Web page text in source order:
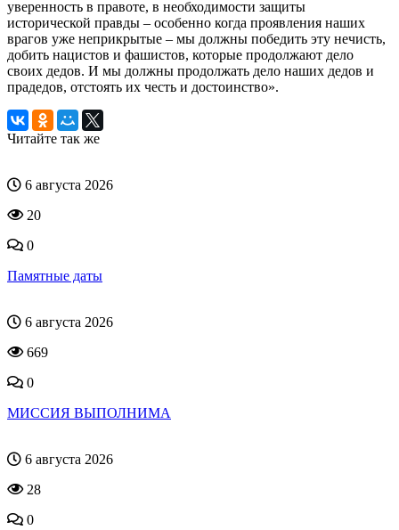
уверенность в правоте, в необходимости защиты
исторической правды – особенно когда проявления наших
врагов уже неприкрытые – мы должны победить эту нечисть,
добить нацистов и фашистов, которые продолжают дело
своих дедов. И мы должны продолжать дело наших дедов и
прадедов, отстоять их честь и достоинство».
Читайте так же
6 августа 2026
20
0
Памятные даты
6 августа 2026
669
0
МИССИЯ ВЫПОЛНИМА
6 августа 2026
28
0